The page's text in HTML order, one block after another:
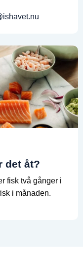
det åt?
fisk två gånger i
i månaden.